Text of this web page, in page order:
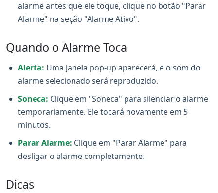
alarme antes que ele toque, clique no botão "Parar
Alarme" na seção "Alarme Ativo".
Quando o Alarme Toca
Alerta: Uma janela pop-up aparecerá, e o som do
alarme selecionado será reproduzido.
Soneca: Clique em "Soneca" para silenciar o alarme
temporariamente. Ele tocará novamente em 5
minutos.
Parar Alarme: Clique em "Parar Alarme" para
desligar o alarme completamente.
Dicas